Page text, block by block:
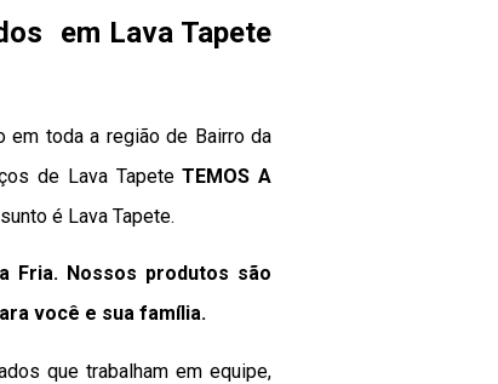
em Lava Tapete
em toda a região de Bairro da
de Lava TapeteTEMOS A
é Lava Tapete.
Fria. Nossos produtos são
você e sua família.
que trabalham em equipe,